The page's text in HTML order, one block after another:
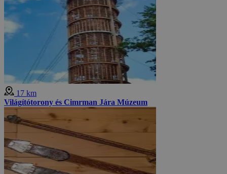
17 km
Világítótorony és Cimrman Jára Múzeum